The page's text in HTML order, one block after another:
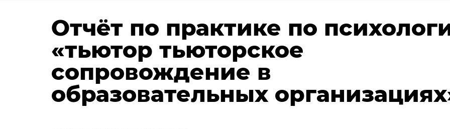
Отчёт по практике по
«тьютор тьюторское
сопровождение в
образовательных